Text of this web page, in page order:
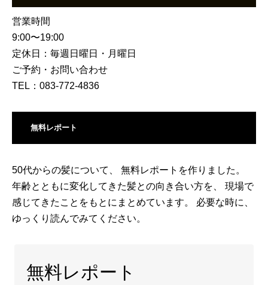
営業時間
9:00〜19:00
定休日：毎週日曜日・月曜日
ご予約・お問い合わせ
TEL：083-772-4836
無料レポート
50代からの髪について、 無料レポートを作りました。
年齢とともに変化してきた髪との向き合い方を、 現場で
感じてきたことをもとにまとめています。 必要な時に、
ゆっくり読んでみてください。
無料レポート